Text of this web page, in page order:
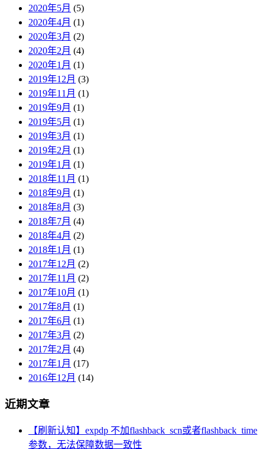
2020年5月 (5)
2020年4月 (1)
2020年3月 (2)
2020年2月 (4)
2020年1月 (1)
2019年12月 (3)
2019年11月 (1)
2019年9月 (1)
2019年5月 (1)
2019年3月 (1)
2019年2月 (1)
2019年1月 (1)
2018年11月 (1)
2018年9月 (1)
2018年8月 (3)
2018年7月 (4)
2018年4月 (2)
2018年1月 (1)
2017年12月 (2)
2017年11月 (2)
2017年10月 (1)
2017年8月 (1)
2017年6月 (1)
2017年3月 (2)
2017年2月 (4)
2017年1月 (17)
2016年12月 (14)
近期文章
【刷新认知】expdp 不加flashback_scn或者flashback_time
参数，无法保障数据一致性